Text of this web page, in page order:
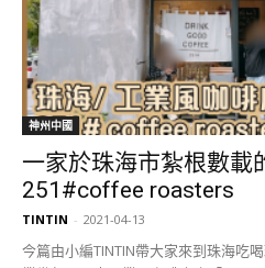
神州中國
一家於珠海市紮根數載
251#coffee roasters
TINTIN - 2021-04-13
今篇由小編TINTIN帶大家來到珠海吃